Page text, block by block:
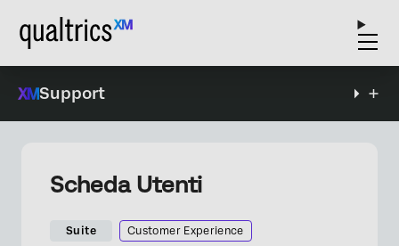
Support
Scheda Utenti
Suite Customer Experience